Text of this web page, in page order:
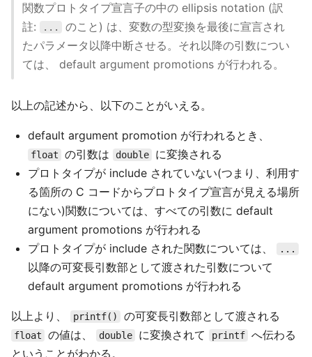
関数プロトタイプ宣言子の中の ellipsis notation (訳
註:
...
のこと) は、変数の型変換を最後に宣言され
たパラメータ以降中断させる。それ以降の引数につい
ては、 default argument promotions が行われる。
以上の記述から、以下のことがいえる。
default argument promotion が行われるとき、
float の引数は double
に変換される
プロトタイプが include されていない(つまり、利用す
る箇所の C コードからプロトタイプ宣言が見える場所
にない)関数については、すべての引数に default
argument promotions が行われる
プロトタイプが include された関数については、
...
以降の可変長引数部として渡された引数について
default argument promotions が行われる
以上より、 printf() の可変長引数部として渡される
float の値は、 double に変換されて printf へ伝わる
ということがわかる。